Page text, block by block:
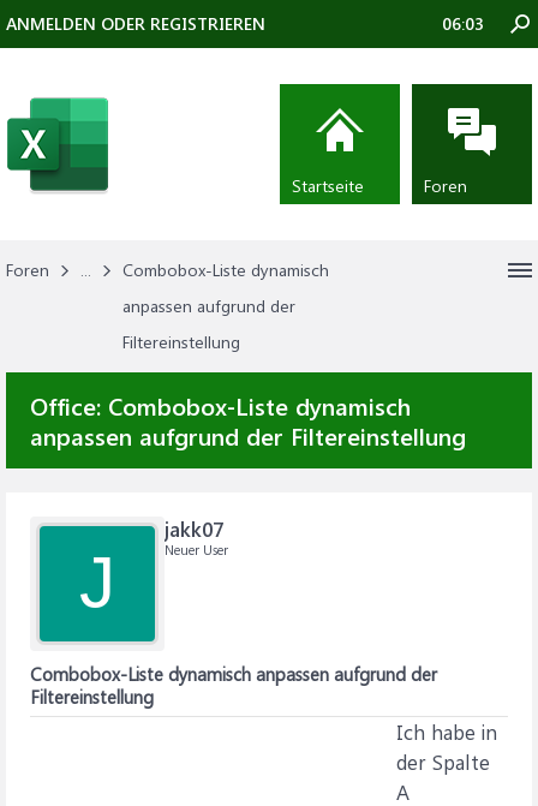
Foren ...
Combobox-Liste dynamisch
anpassen aufgrund der
Filtereinstellung
Office: Combobox-Liste dynamisch
anpassen aufgrund der Filtereinstellung
J
jakk07
Neuer User
Combobox-Liste dynamisch anpassen aufgrund der
Filtereinstellung
Ich habe in
der Spalte
A
ANMELDEN ODER REGISTRIEREN 06:03
Startseite Foren